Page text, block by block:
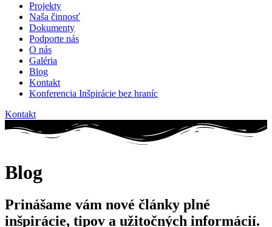
Projekty
Naša činnosť
Dokumenty
Podporte nás
O nás
Galéria
Blog
Kontakt
Konferencia Inšpirácie bez hraníc
Kontakt
Blog
Prinášame vám nové články plné
inšpirácie, tipov a užitočných informácií.